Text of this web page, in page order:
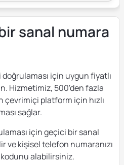
sanal numara
için uygun fiyatlı
Hizmetimiz, 500'den fazla
çevrimiçi platform için hızlı
sağlar.
için geçici bir sanal
ve kişisel telefon numaranızı
alabilirsiniz.